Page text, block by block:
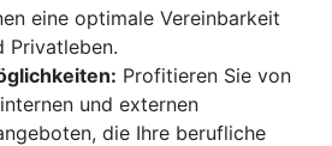
eine optimale Vereinbarkeit
Privatleben.
Profitieren Sie von
und externen
die Ihre berufliche